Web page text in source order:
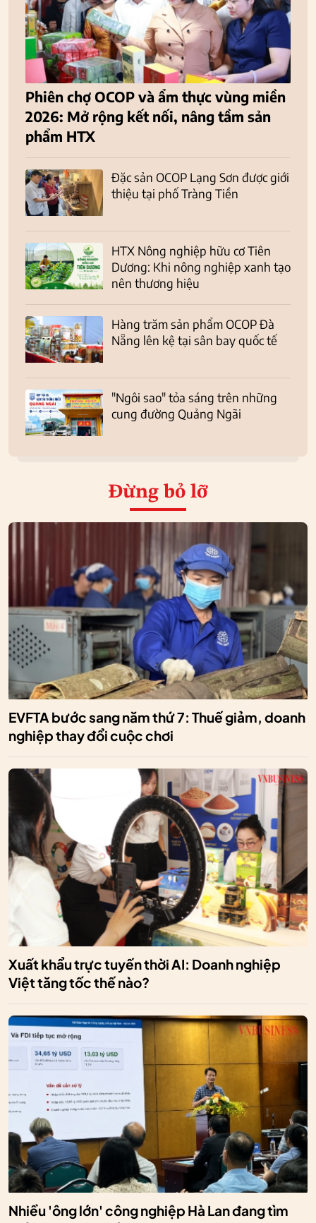
Phiên chợ OCOP và ẩm thực vùng miền
2026: Mở rộng kết nối, nâng tầm sản
phẩm HTX
Đặc sản OCOP Lạng Sơn được giới
thiệu tại phố Tràng Tiền
HTX Nông nghiệp hữu cơ Tiên
Dương: Khi nông nghiệp xanh tạo
nên thương hiệu
Hàng trăm sản phẩm OCOP Đà
Nẵng lên kệ tại sân bay quốc tế
"Ngôi sao" tỏa sáng trên những
cung đường Quảng Ngãi
Đừng bỏ lỡ
EVFTA bước sang năm thứ 7: Thuế giảm, doanh
nghiệp thay đổi cuộc chơi
Xuất khẩu trực tuyến thời AI: Doanh nghiệp
Việt tăng tốc thế nào?
Nhiều 'ông lớn' công nghiệp Hà Lan đang tìm